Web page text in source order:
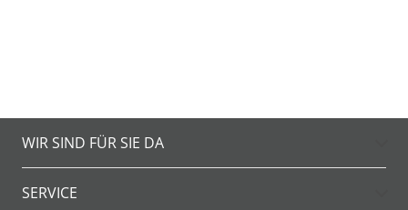
WIR SIND FÜR SIE DA
SERVICE